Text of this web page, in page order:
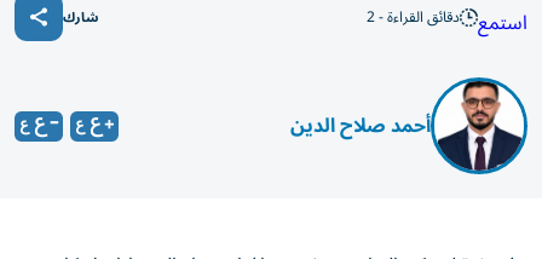
استمع دقائق القراءة - 2 شارك
أحمد صلاح الدين